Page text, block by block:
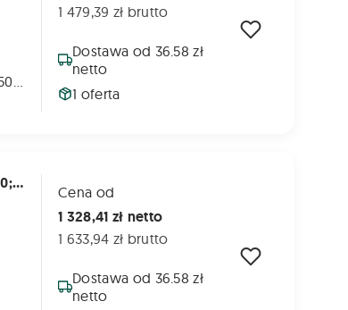
1 479,39 zł brutto
Dostawa od 36.58 zł
netto
1 oferta
324-700-000050 - Łańcuch Do Prasy Pronar Z-500; Z500K - 36 Belek Cena od
1 328,41 zł netto
1 633,94 zł brutto
Dostawa od 36.58 zł
netto